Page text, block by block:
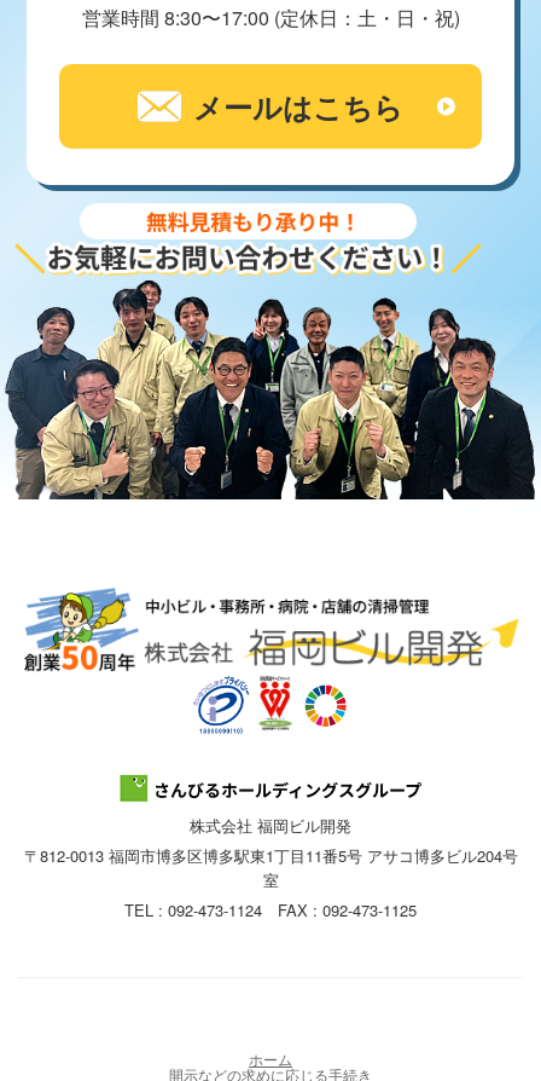
営業時間 8:30〜17:00 (定休日：土・日・祝)
メールはこちら
株式会社 福岡ビル開発
〒812-0013 福岡市博多区博多駅東1丁目11番5号 アサコ博多ビル204号
室
TEL : 092-473-1124 FAX : 092-473-1125
ホーム
開示などの求めに応じる手続き